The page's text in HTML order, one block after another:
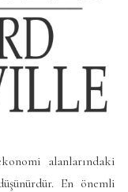
alanlarındaki
En önemli